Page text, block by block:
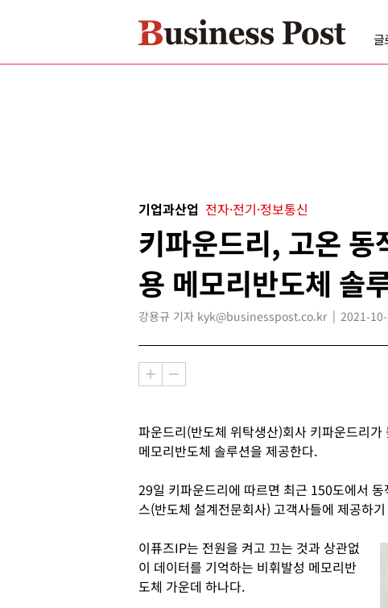
글
기업과산업 전자·전기·정보통신
키파운드리, 고온 동
용 메모리반도체 솔
강용규 기자 kyk@businesspost.co.kr 2021-
파운드리(반도체 위탁생산)회사 키파운드리
메모리반도체 솔루션을 제공한다.
29일 키파운드리에 따르면 최근 150도에서
스(반도체 설계전문회사) 고객사들에 제공하
이퓨즈IP는 전원을 켜고 끄는 것과 상관없
이 데이터를 기억하는 비휘발성 메모리반
도체 가운데 하나다.